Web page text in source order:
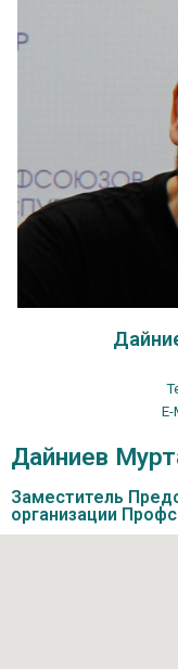
Дайниев
Заместитель
организации